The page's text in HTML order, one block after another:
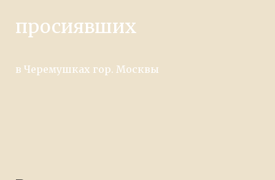
просиявших
в Черемушках гор. Москвы